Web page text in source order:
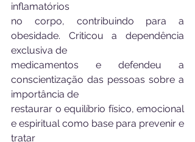
inflamatórios
no corpo, contribuindo para a
obesidade. Criticou a dependência
exclusiva de
medicamentos e defendeu a
conscientização das pessoas sobre a
importância de
restaurar o equilíbrio físico, emocional
e espiritual como base para prevenir e
tratar